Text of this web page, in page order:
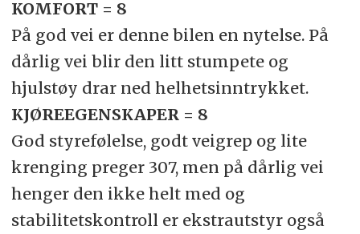
KOMFORT = 8
På god vei er denne bilen en nytelse. På
dårlig vei blir den litt stumpete og
hjulstøy drar ned helhetsinntrykket.
KJØREEGENSKAPER = 8
God styrefølelse, godt veigrep og lite
krenging preger 307, men på dårlig vei
henger den ikke helt med og
stabilitetskontroll er ekstrautstyr også